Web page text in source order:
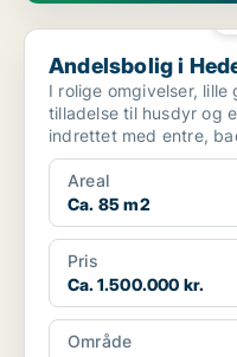
Andelsbolig i Hedehusene
Andelsbolig i
I rolige omgivelser, lille
tilladelse til husdyr og
indrettet med entre,
værels...
Areal
Ca. 85 m2
Pris
Ca. 1.500.000 kr.
Område